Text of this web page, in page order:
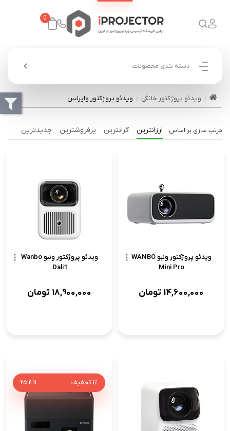
0
دسته بندی محصولات
ویدئو پروژکتور خانگی ویدئو پروژکتور وایرلس
ارزانترین گرانترین پرفروشترین جدیدترین
ویدئو پروژکتور ونبو WANBO
Mini Pro
14,600,000 تومان
ویدئو پروژکتور ونبو Wanbo
Dali1
18,900,000 تومان
تخفیف 1%
25:11:11